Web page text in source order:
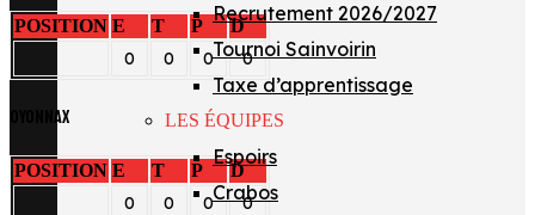
Recrutement 2026/2027
Tournoi Sainvoirin
Taxe d’apprentissage
LES ÉQUIPES
Espoirs
Crabos
POSITION E T P D
0 0 0 0
Oyonnax
POSITION E T P D
0 0 0 0